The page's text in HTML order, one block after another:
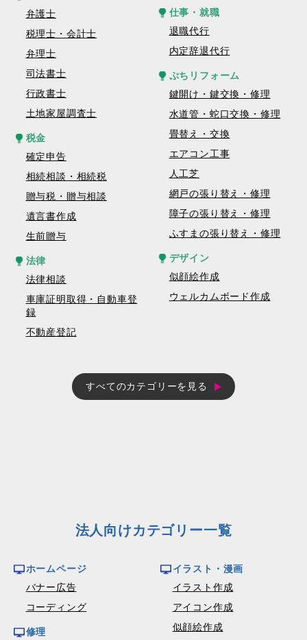
弁護士
税理士・会計士
弁理士
司法書士
行政書士
土地家屋調査士
税金
確定申告
相続相談・相続税
贈与税・贈与相談
遺言書作成
生前贈与
法律
法律相談
車庫証明取得・自動車登
録
不動産登記
仕事・就職
退職代行
内定辞退代行
ぷちリフォーム
鍵開け・鍵交換・修理
水道管・蛇口交換・修理
畳替え・交換
エアコン工事
人工芝
網戸の張り替え・修理
障子の張り替え・修理
ふすまの張り替え・修理
デザイン
似顔絵作成
ウェルカムボード作成
すべてのカテゴリーを見る
法人向けカテゴリー一覧
ホームページ
バナー広告
コーディング
修理
イラスト・漫画
イラスト作成
アイコン作成
似顔絵作成